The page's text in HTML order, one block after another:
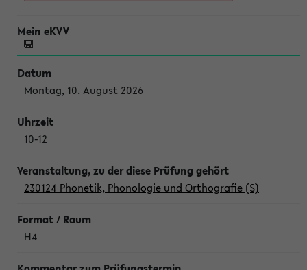
Montag, 10. August 2026
10-12
230124 Phonetik, Phonologie und Orthografie (S)
H4